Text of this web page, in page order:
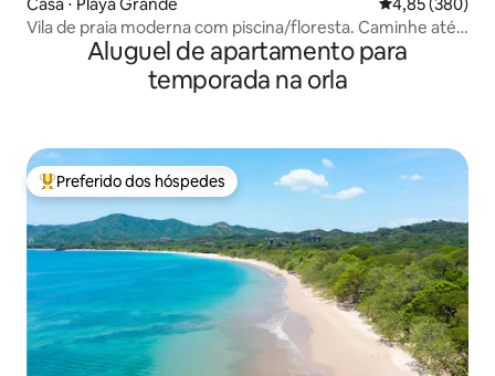
Vila de praia moderna com piscina/floresta. Caminhe até a
Aluguel de apartamento para
temporada na orla
Entre os melhores preferidos dos hóspedes
Preferido dos hóspedes